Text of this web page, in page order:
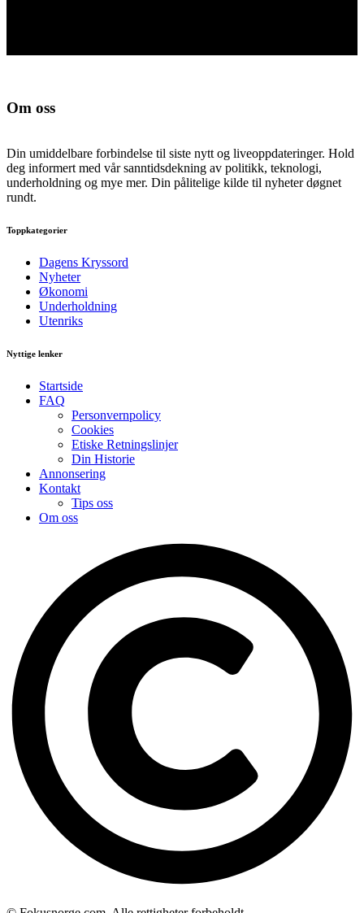
Om oss
Din umiddelbare forbindelse til siste nytt og liveoppdateringer. Hold
deg informert med vår sanntidsdekning av politikk, teknologi,
underholdning og mye mer. Din pålitelige kilde til nyheter døgnet
rundt.
Toppkategorier
Dagens Kryssord
Nyheter
Økonomi
Underholdning
Utenriks
Nyttige lenker
Startside
FAQ
Personvernpolicy
Cookies
Etiske Retningslinjer
Din Historie
Annonsering
Kontakt
Tips oss
Om oss